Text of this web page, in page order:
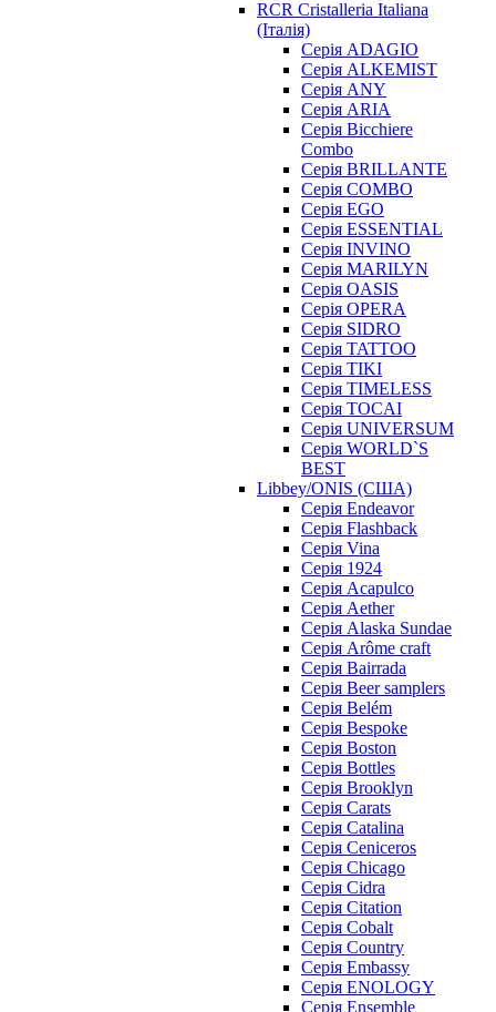
RCR Cristalleria Italiana
(Італія)
Серія ADAGIO
Серія ALKEMIST
Серія ANY
Серія ARIA
Серія Bicchiere
Combo
Серія BRILLANTE
Серія COMBO
Серія EGO
Серія ESSENTIAL
Серія INVINO
Серія MARILYN
Серія OASIS
Серія OPERA
Серія SIDRO
Серія TATTOO
Серія TIKI
Серія TIMELESS
Серія TOCAI
Серія UNIVERSUM
Серія WORLD`S
BEST
Libbey/ONIS (США)
Cерія Endeavor
Cерія Flashback
Cерія Vina
Серія 1924
Серія Acapulco
Серія Aether
Серія Alaska Sundae
Серія Arôme craft
Серія Bairrada
Серія Beer samplers
Серія Belém
Серія Bespoke
Серія Boston
Серія Bottles
Серія Brooklyn
Серія Carats
Серія Catalina
Серія Ceniceros
Серія Chicago
Серія Cidra
Серія Citation
Серія Cobalt
Серія Country
Серія Embassy
Серія ENOLOGY
Серія Ensemble